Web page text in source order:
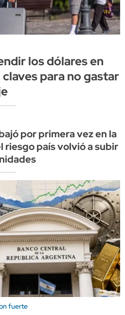
los dólares en
para no gastar
por primera vez en la
riesgo país volvió a subir
fuerte